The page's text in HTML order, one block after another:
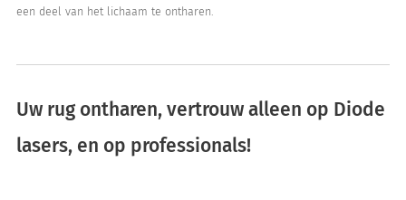
een deel van het lichaam te ontharen.
Uw rug ontharen, vertrouw alleen op Diode
lasers, en op professionals!